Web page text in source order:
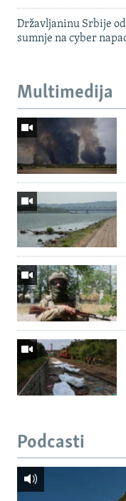
Državljaninu Srbije
sumnje na cyber
Multimedija
Podcasti